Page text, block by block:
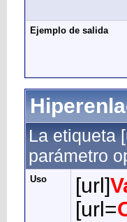
Ejemplo de salida
La etiqueta
parámetro
Uso [url]
[url=